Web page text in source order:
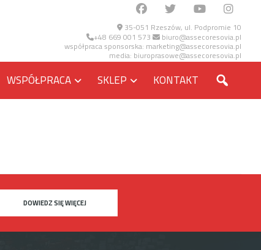
35-051 Rzeszów, ul. Podpromie 10
+48 669 001 573 biuro@assecoresovia.pl
współpraca sponsorska: marketing@assecoresovia.pl
media: biuroprasowe@assecoresovia.pl
WSPÓŁPRACA SKLEP KONTAKT
DOWIEDZ SIĘ WIĘCEJ